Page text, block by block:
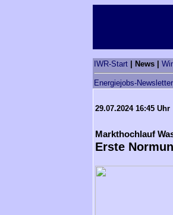
IWR-Start | News |
Energiejobs-Newsletter
29.07.2024 16:45 Uhr
Markthochlauf
Erste